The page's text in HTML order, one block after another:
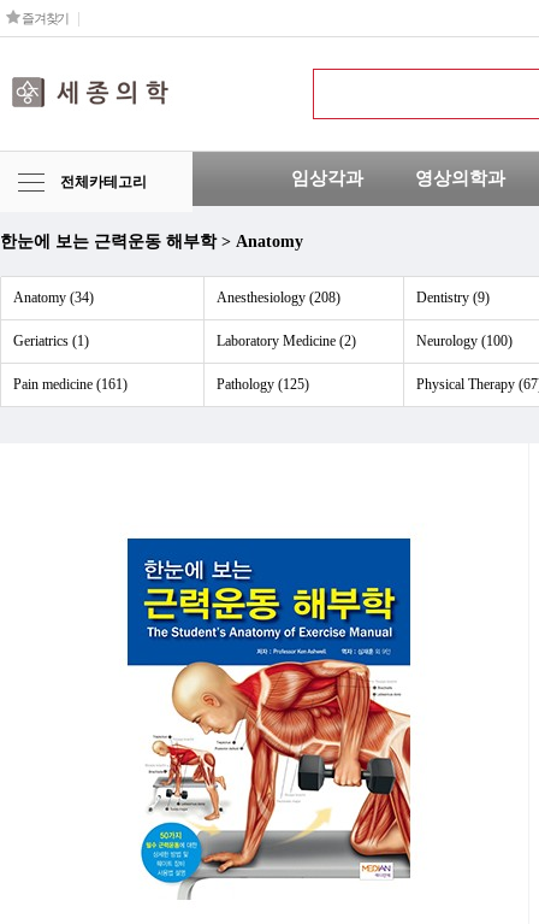
즐겨찾기
전체카테고리 임상각과 영상의학과
한눈에 보는 근력운동 해부학 > Anatomy
Anatomy (34) Anesthesiology (208) Dentistry (9)
Geriatrics (1) Laboratory Medicine (2) Neurology (100)
Pain medicine (161) Pathology (125) Physical Therapy